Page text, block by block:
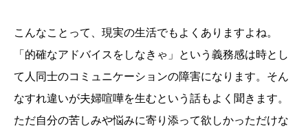
こんなことって、現実の生活でもよくありますよね。
「的確なアドバイスをしなきゃ」という義務感は時とし
て人同士のコミュニケーションの障害になります。そん
なすれ違いが夫婦喧嘩を生むという話もよく聞きます。
ただ自分の苦しみや悩みに寄り添って欲しかっただけな